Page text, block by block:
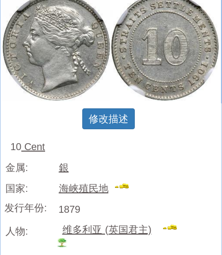
修改描述
10 Cent
金属:
銀
国家:
海峡殖民地
发行年份:
1879
人物:
维多利亚 (英国君主)